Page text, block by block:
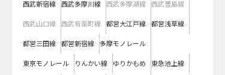
西武新宿線 西武多摩川線 西武多摩湖線 西武豊島線
西武山口線 西武有楽町線 都営大江戸線 都営浅草線
都営三田線 都営新宿線 多摩モノレール
東京モノレール りんかい線 ゆりかもめ 東急池上線